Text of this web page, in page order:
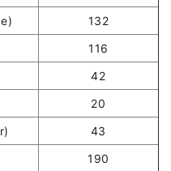
132
116
42
20
43
190